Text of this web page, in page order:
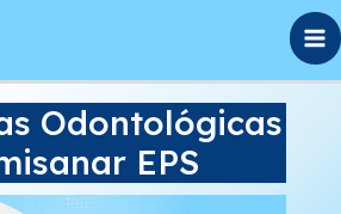
Odontológicas
EPS